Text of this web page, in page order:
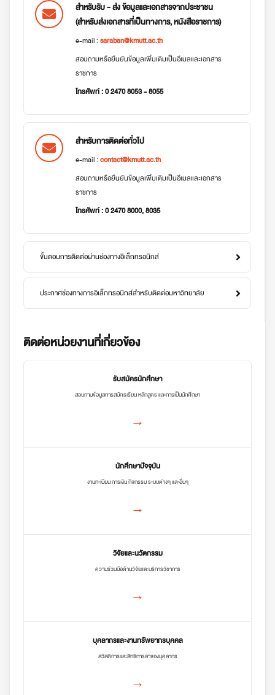
สำหรับรับ - ส่ง ข้อมูลและเอกสารจากประชาชน
(สำหรับส่งเอกสารที่เป็นทางการ, หนังสือราชการ)
e-mail :saraban@kmutt.ac.th
สอบถามหรือยืนยันข้อมูลเพิ่มเติมเป็นอีเมลและเอกสาร
ราชการ
โทรศัพท์ : 0 2470 8053 - 8055
สำหรับการติดต่อทั่วไป
e-mail :contact@kmutt.ac.th
สอบถามหรือยืนยันข้อมูลเพิ่มเติมเป็นอีเมลและเอกสาร
ราชการ
โทรศัพท์ : 0 2470 8000, 8035
ขั้นตอนการติดต่อผ่านช่องทางอิเล็กทรอนิกส์
ประกาศช่องทางการอิเล็กทรอนิกส์สำหรับติดต่อมหาวิทยาลัย
ติดต่อหน่วยงานที่เกี่ยวข้อง
รับสมัครนักศึกษา
สอบถามข้อมูลการสมัครเรียน หลักสูตร และการเป็นนักศึกษา
→
นักศึกษาปัจจุบัน
งานทะเบียน การเงิน กิจกรรม ระบบต่างๆ และอื่นๆ
→
วิจัยและนวัตกรรม
ความร่วมมือด้านวิจัยและบริการวิชาการ
→
บุคลากรและงานทรัพยากรบุคคล
สวัสดิการและสิทธิการลาของบุคลากร
→